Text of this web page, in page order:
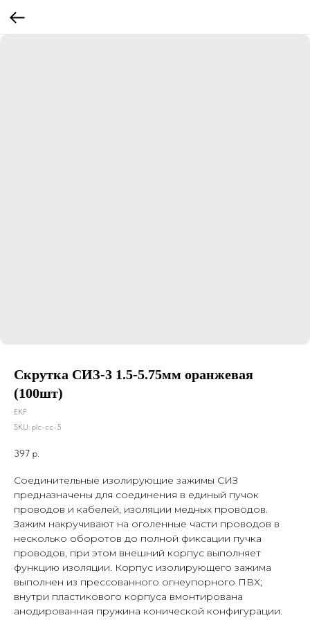
Скрутка СИЗ-3 1.5-5.75мм оранжевая
(100шт)
EKF
SKU: plc-cc-5
397 р.
Соединительные изолирующие зажимы СИЗ
предназначены для соединения в единый пучок
проводов и кабелей, изоляции медных проводов.
Зажим накручивают на оголенные части проводов в
несколько оборотов до полной фиксации пучка
проводов, при этом внешний корпус выполняет
функцию изоляции. Корпус изолирующего зажима
выполнен из прессованного огнеупорного ПВХ;
внутри пластикового корпуса вмонтирована
анодированная пружина конической конфигурации.